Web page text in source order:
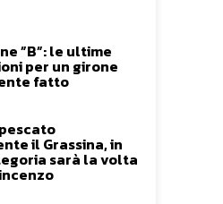
”B”: le ultime
per un girone
fatto
il Grassina, in
sarà la volta